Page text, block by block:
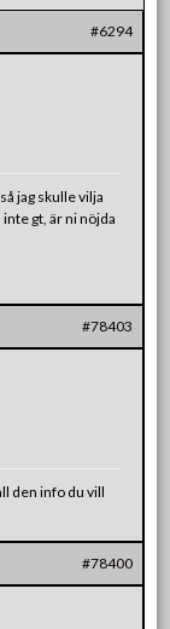
#6294
jag skulle vilja
gt, är ni nöjda
#78403
den info du vill
#78400